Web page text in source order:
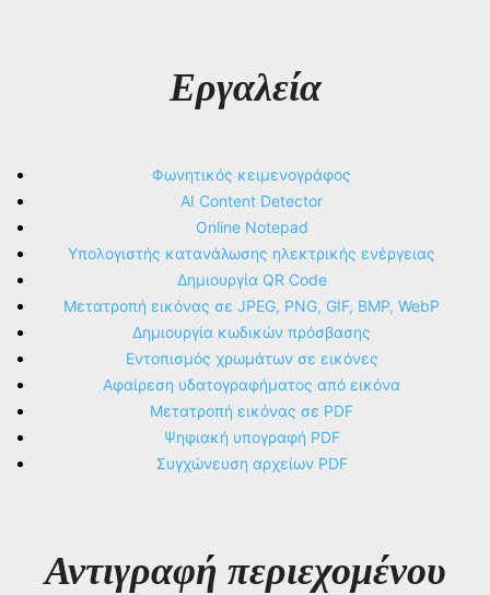
Εργαλεία
Φωνητικός κειμενογράφος
AI Content Detector
Online Notepad
Υπολογιστής κατανάλωσης ηλεκτρικής ενέργειας
Δημιουργία QR Code
Μετατροπή εικόνας σε JPEG, PNG, GIF, BMP, WebP
Δημιουργία κωδικών πρόσβασης
Εντοπισμός χρωμάτων σε εικόνες
Αφαίρεση υδατογραφήματος από εικόνα
Μετατροπή εικόνας σε PDF
Ψηφιακή υπογραφή PDF
Συγχώνευση αρχείων PDF
Αντιγραφή περιεχομένου